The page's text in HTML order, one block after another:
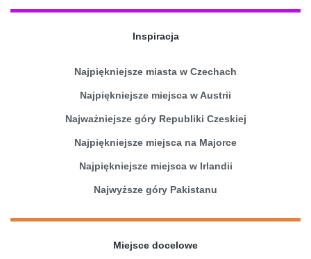
Inspiracja
Najpiękniejsze miasta w Czechach
Najpiękniejsze miejsca w Austrii
Najważniejsze góry Republiki Czeskiej
Najpiękniejsze miejsca na Majorce
Najpiękniejsze miejsca w Irlandii
Najwyższe góry Pakistanu
Miejsce docelowe